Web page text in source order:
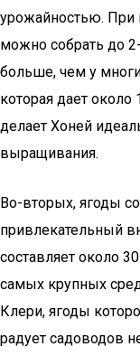
урожайностью. При
можно собрать до
больше, чем у
которая дает около
делает Хоней
выращивания.
Во-вторых, ягоды
привлекательный
составляет около
самых крупных
Клери, ягоды
радует садоводов